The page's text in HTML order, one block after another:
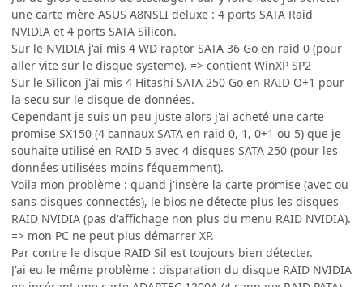
une carte mère ASUS A8NSLI deluxe : 4 ports SATA Raid
NVIDIA et 4 ports SATA Silicon.
Sur le NVIDIA j'ai mis 4 WD raptor SATA 36 Go en raid 0 (pour
aller vite sur le disque systeme). => contient WinXP SP2
Sur le Silicon j'ai mis 4 Hitashi SATA 250 Go en RAID O+1 pour
la secu sur le disque de données.
Cependant je suis un peu juste alors j'ai acheté une carte
promise SX150 (4 cannaux SATA en raid 0, 1, 0+1 ou 5) que je
souhaite utilisé en RAID 5 avec 4 disques SATA 250 (pour les
données utilisées moins féquemment).
Voila mon problème : quand j'insère la carte promise (avec ou
sans disques connectés), le bios ne détecte plus les disques
RAID NVIDIA (pas d'affichage non plus du menu RAID NVIDIA).
=> mon PC ne peut plus démarrer XP.
Par contre le disque RAID Sil est toujours bien détecter.
J'ai eu le même problème : disparation du disque RAID NVIDIA